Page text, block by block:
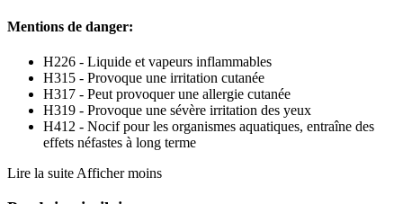
Mentions de danger:
H226 - Liquide et vapeurs inflammables
H315 - Provoque une irritation cutanée
H317 - Peut provoquer une allergie cutanée
H319 - Provoque une sévère irritation des yeux
H412 - Nocif pour les organismes aquatiques, entraîne des
effets néfastes à long terme
Lire la suite Afficher moins